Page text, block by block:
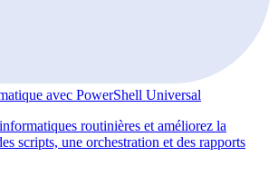
avec PowerShell Universal
routinières et améliorez la
scripts, une orchestration et des rapports